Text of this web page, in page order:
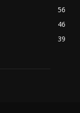
56
46
39